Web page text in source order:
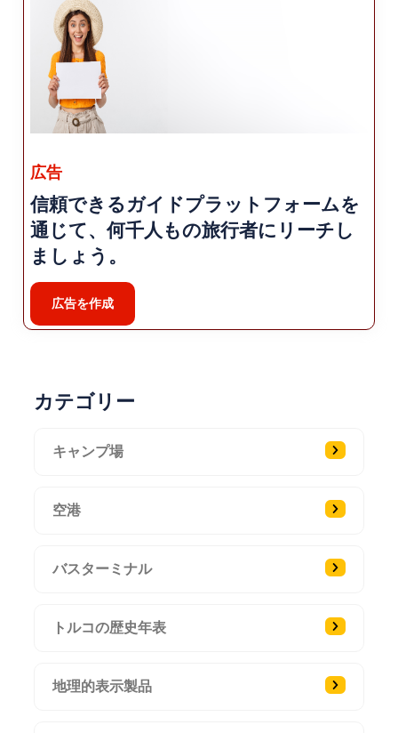
広告
信頼できるガイドプラットフォームを
通じて、何千人もの旅行者にリーチし
ましょう。
広告を作成
カテゴリー
キャンプ場
空港
バスターミナル
トルコの歴史年表
地理的表示製品